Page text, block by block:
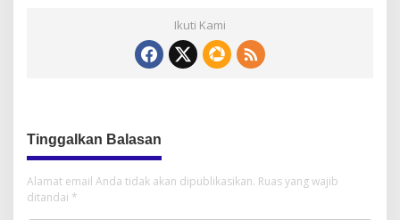
Ikuti Kami
Tinggalkan Balasan
Alamat email Anda tidak akan dipublikasikan. Ruas yang wajib
ditandai *